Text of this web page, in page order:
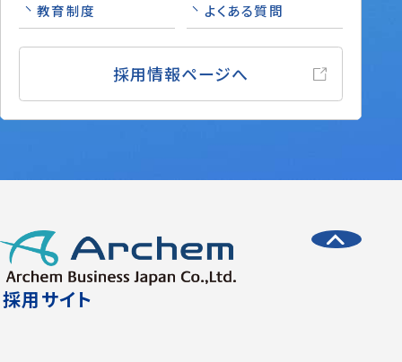
教育制度 よくある質問
採用情報ページへ
採用サイト